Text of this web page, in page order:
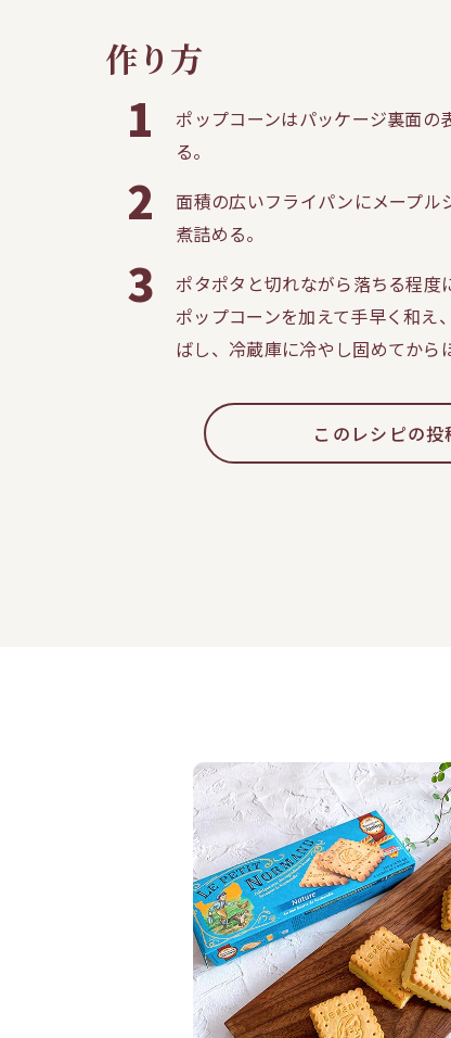
作り方
1
ポップコーンはパッケージ裏面の
る。
2
面積の広いフライパンにメープル
煮詰める。
3
ポタポタと切れながら落ちる程度
ポップコーンを加えて手早く和え
ばし、冷蔵庫に冷やし固めてから
このレシピの投